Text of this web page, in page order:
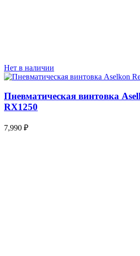
Нет в наличии
Пневматическая винтовка
RX1250
7,990 ₽